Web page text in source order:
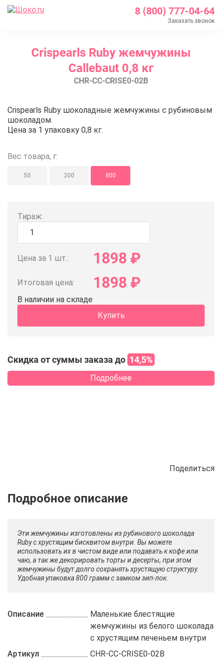
8 (800) 777-04-64
Заказать звонок
Каталог
Шоколад Barry Callebaut
Шоколадные декоры
Crispearls Ruby жемчужины Callebaut 0,8 кг
Crispearls Ruby жемчужины
Callebaut 0,8 кг
CHR-CC-CRISE0-02B
Crispearls Ruby жемчужины
Crispearls Ruby шоколадные жемчужины c рубиновым
шоколадом.
Цена за 1 упаковку 0,8 кг.
Вес товара, г:
50 200 800
Тираж:
Цена за 1 шт.: 1898 ₽
Итоговая цена: 1898 ₽
В наличии на складе
Купить
Скидка от суммы заказа до 14,5%
Подробнее
Поделиться
Описание Отзывы Рецепты
Эти жемчужины изготовлены из рубинового шоколада
Ruby с хрустящим бисквитом внутри. Вы можете
использовать их в чистом виде или подавать к кофе или
чаю, а так же декорировать торты и десерты, при этом
жемчужины будут долго сохранять хрустящую структуру.
Удобная упаковка 800 грамм с замком зип-лок.
Описание
Маленькие блестящие
жемчужины из белого шоколада
с хрустящим печеньем внутри
Артикул
CHR-CC-CRISE0-02B